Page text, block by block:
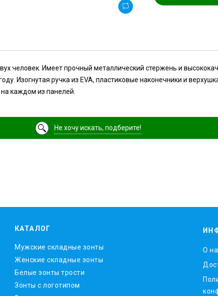
человек. Имеет прочный металлический стержень и
Изогнутая ручка из EVA, пластиковые наконечники и
каждом из панелей.
Не хочу искать, подберите!
КАТАЛОГ
Мужские складные зонты
Женские складные зонты
Белые зонты трости
Зонты с логотипом
O